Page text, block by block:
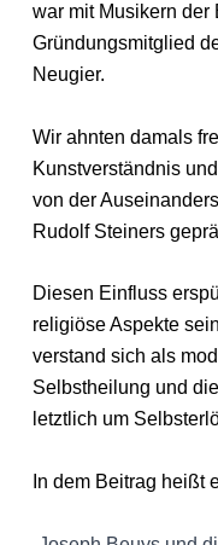
war mit Musikern der
Gründungsmitglied
Neugier.
Wir ahnten damals
Kunstverständnis
von der
Rudolf Steiners
Diesen Einfluss
religiöse Aspekte
verstand sich als
Selbstheilung und
letztlich um
In dem Beitrag heißt